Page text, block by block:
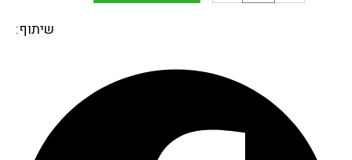
שיתוף: